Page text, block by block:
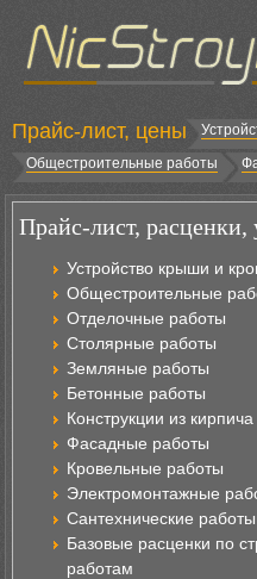
Прайс-лист, цены
Общестроительные работы
Прайс-лист, расценки,
Устройство крыши и
Общестроительные
Отделочные работы
Столярные работы
Земляные работы
Бетонные работы
Конструкции из
Фасадные работы
Кровельные работы
Электромонтажные
Сантехнические работы
Базовые расценки по
работам